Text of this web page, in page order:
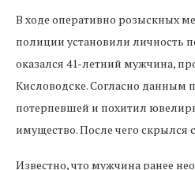
В ходе оперативно розыскных
полиции установили личность
оказался 41-летний мужчина,
Кисловодске. Согласно данным
потерпевшей и похитил
имущество. После чего скрылся
Известно, что мужчина ранее